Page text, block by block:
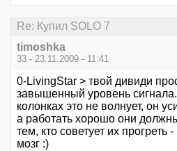
Re: Купил SOLO 7
timoshka
33 - 23.11.2009 - 11:41
0-LivingStar > твой дивиди
завышенный уровень сигнала.
колонках это не волнует, он
а работать хорошо они
тем, кто советует их прогреть
мозг :)